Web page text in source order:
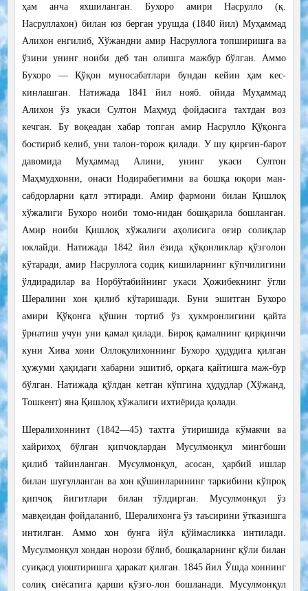
ҳам анча яхшиланган. Бухоро амири Насрулло (қ.
Насруллахон) билан юз берган урушда (1840 йил) Муҳаммад
Алихон енгилиб, Хўжандни амир Насруллога топширишга ва
ўзини унинг ноиби деб тан олишга мажбур бўлган. Аммо
Бухоро — Қўқон муносабатлари бундан кейин ҳам кес-
кинлашган. Натижада 1841 йил нояб. ойида Муҳаммад
Алихон ўз укаси Султон Маҳмуд фойдасига тахтдан воз
кечган. Бу воқеадан хабар топган амир Насрулло Қўқонга
бостириб келиб, уни талон-торож қилади. У шу қирғин-барот
давомида Муҳаммад Алини, унинг укаси Султон
Маҳмудхонни, онаси Нодирабегимни ва бошқа юқори ман-
сабдорларни қатл эттиради. Амир фармони билан Қишлоқ
хўжалиги Бухоро ноиби томо-нидан бошқарила бошланган.
Амир ноиби Қишлоқ хўжалиги аҳолисига оғир солиқлар
юклайди. Натижада 1842 йил ёзида қўқонликлар қўзғолон
кўтаради, амир Насруллога содиқ кишиларнинг кўпчилигини
ўлдирадилар ва Норбўтабийнинг укаси Ҳожибекнинг ўгли
Шералини хон қилиб кўтаришади. Буни эшитган Бухоро
амири Қўқонга қўшин тортиб ўз ҳукмронлигини қайта
ўрнатиш учун уни қамал қилади. Бироқ қамалнинг қирқинчи
куни Хива хони Оллоқулихоннинг Бухоро ҳудудига қилган
ҳужуми ҳақидаги хабарни эшитиб, орқага қайтишга маж-бур
бўлган. Натижада қўлдан кетган кўпгина ҳудудлар (Хўжанд,
Тошкент) яна Қишлоқ хўжалиги ихтиёрида қолади.
Шералихоннинт (1842—45) тахтга ўтиришида кўмакчи ва
хайрихоҳ бўлган қипчоқлардан Мусулмонқул мингбоши
қилиб тайинланган. Мусулмонқул, асосан, ҳарбий ишлар
билан шуғулланган ва хон қўшинларининг таркибини кўпроқ
қипчоқ йигитлари билан тўлдирган. Мусулмонқул ўз
мавқеидан фойдаланиб, Шералихонга ўз таъсирини ўтказишга
интилган. Аммо хон бунга йўл қўймасликка интилади.
Мусулмонқул хондан норози бўлиб, бошқаларнинг қўли билан
суиқасд уюштиришга ҳаракат қилган. 1845 йил Ўшда хоннинг
солиқ сиёсатига қарши қўзғо-лон бошланади. Мусулмонқул